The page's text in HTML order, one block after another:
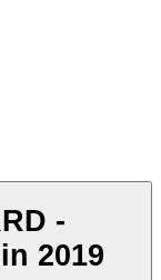
-
2019